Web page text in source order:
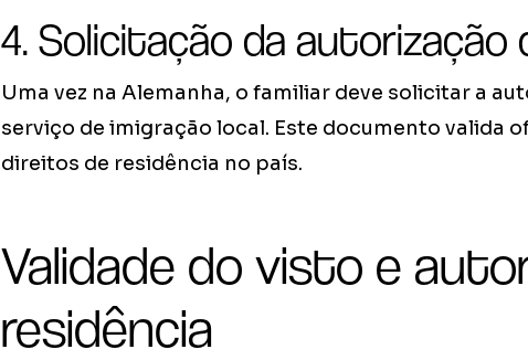
4. Solicitação da autorização
Uma vez na Alemanha, o familiar deve solicitar a
serviço de imigração local. Este documento valida
direitos de residência no país.
Validade do visto e
residência